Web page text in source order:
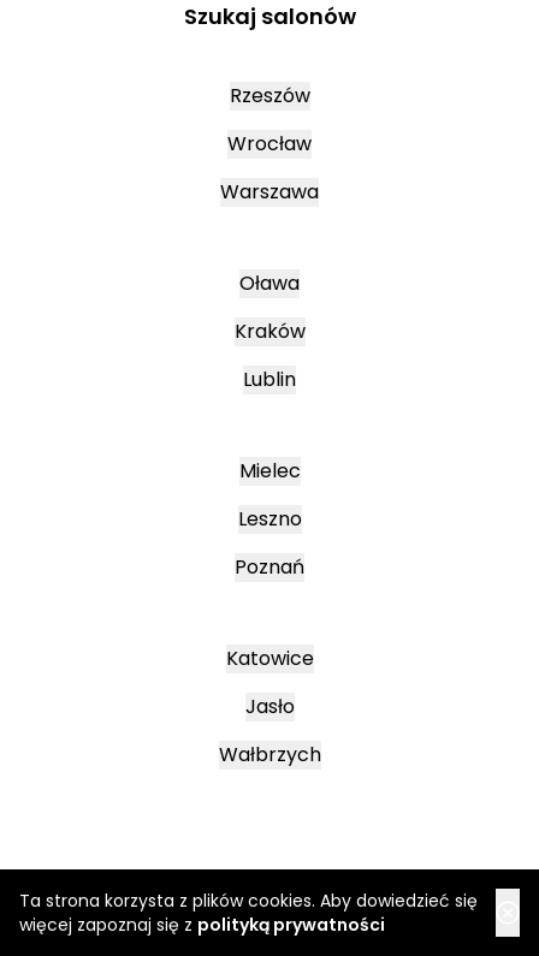
Ta strona korzysta z plików cookies. Aby dowiedzieć się
więcej zapoznaj się z polityką prywatności
Szukaj salonów
Rzeszów
Wrocław
Warszawa
Oława
Kraków
Lublin
Mielec
Leszno
Poznań
Katowice
Jasło
Wałbrzych
Regulamin